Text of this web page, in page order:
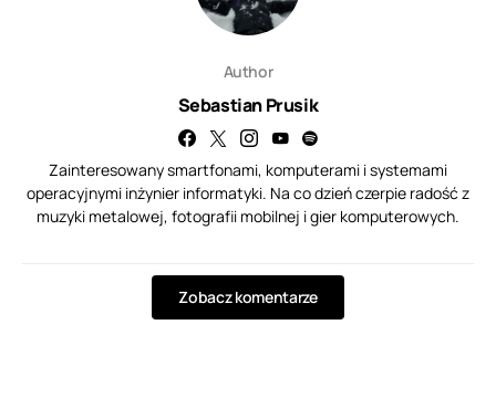
Author
Sebastian Prusik
Zainteresowany smartfonami, komputerami i systemami
operacyjnymi inżynier informatyki. Na co dzień czerpie radość z
muzyki metalowej, fotografii mobilnej i gier komputerowych.
Zobacz komentarze